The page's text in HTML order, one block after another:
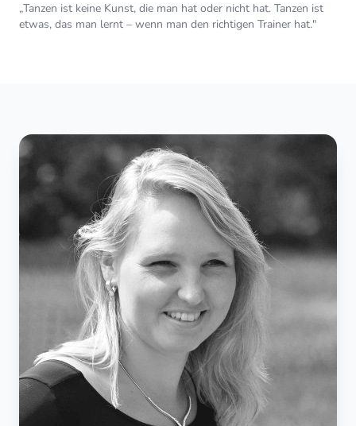
„Tanzen ist keine Kunst, die man hat oder nicht hat. Tanzen ist
etwas, das man lernt – wenn man den richtigen Trainer hat."